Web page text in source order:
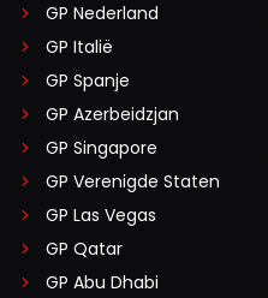
GP Nederland
GP Italië
GP Spanje
GP Azerbeidzjan
GP Singapore
GP Verenigde Staten
GP Las Vegas
GP Qatar
GP Abu Dhabi